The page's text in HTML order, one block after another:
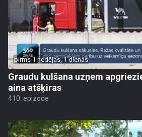
pirms 1 nedēļas, 1 dienas
Graudu kulšana uzņem
aina atšķiras
410. epizode